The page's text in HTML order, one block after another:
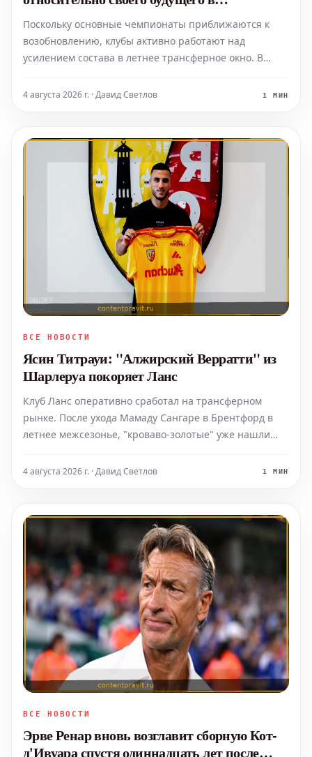
"Барселоне" на фоне интереса со стороны
ПСЖ
Поскольку основные чемпионаты приближаются к
возобновлению, клубы активно работают над
усилением состава в летнее трансферное окно. В
трансферные вопросы, от интереса ПСЖ к японскому
4 августа 2026 г. · Давид Светлов 1 МИН
ВСЕ НОВОСТИ
Ясин Титрауи: "Алжирский Верратти" из
Шарлеруа покоряет Ланс
Клуб Ланс оперативно сработал на трансферном
рынке. После ухода Мамаду Сангаре в Брентфорд в
летнее межсезонье, "кроваво-золотые" уже нашли
бельгийский Шарлеруа и перебрался во французский
4 августа 2026 г. · Давид Светлов 1 МИН
ВСЕ НОВОСТИ
Эрве Ренар вновь возглавит сборную Кот-
д'Ивуара спустя одиннадцать лет после